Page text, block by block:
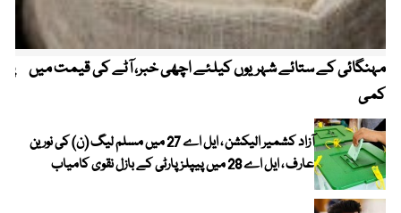
مہنگائی کے ستائے شہریوں کیلئے اچھی خبر، آٹے کی قیمت میں
کمی
آزاد کشمیر الیکشن ، ایل اے 27 میں مسلم لیگ (ن) کی نورین
عارف ، ایل اے 28 میں پیپلز پارٹی کے بازل نقوی کامیاب